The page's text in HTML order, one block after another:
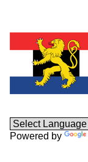
Powered by